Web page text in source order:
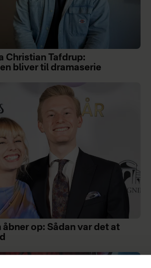
Christian Tafdrup:
bliver til dramaserie
op: Sådan var det at